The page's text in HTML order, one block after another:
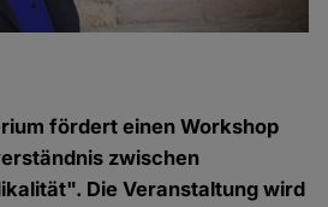
fördert einen Workshop
zwischen
Die Veranstaltung wird